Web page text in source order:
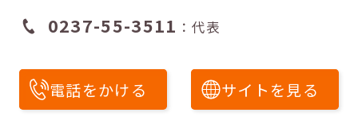
0237-55-3511 ：代表
電話をかける サイトを見る